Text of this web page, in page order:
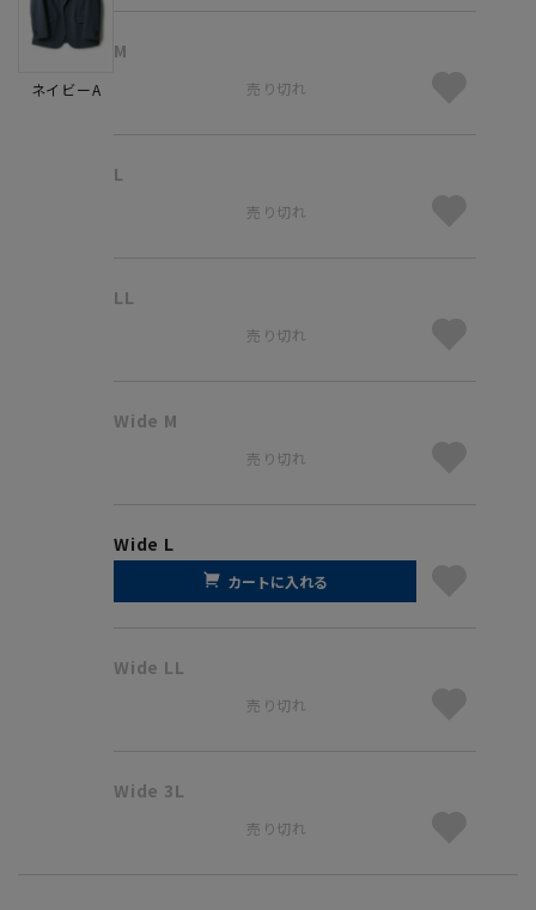
ネイビーA
M
売り切れ
L
売り切れ
LL
売り切れ
Wide M
売り切れ
Wide L
カートに入れる
Wide LL
売り切れ
Wide 3L
売り切れ